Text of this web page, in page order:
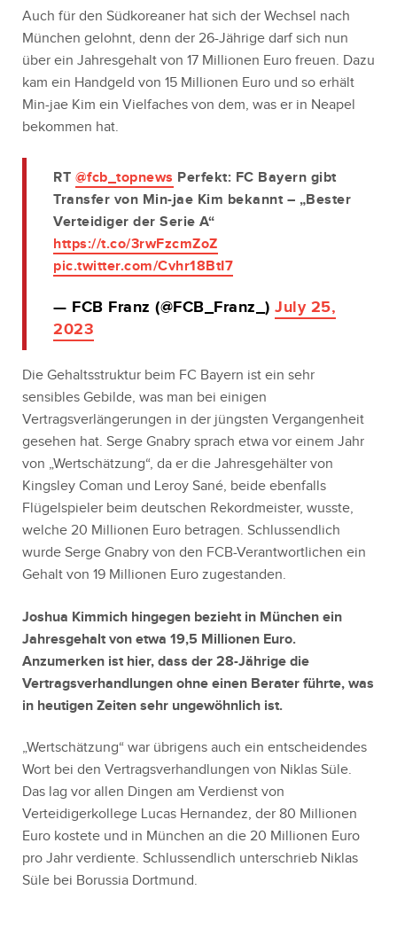
Auch für den Südkoreaner hat sich der Wechsel nach
München gelohnt, denn der 26-Jährige darf sich nun
über ein Jahresgehalt von 17 Millionen Euro freuen. Dazu
kam ein Handgeld von 15 Millionen Euro und so erhält
Min-jae Kim ein Vielfaches von dem, was er in Neapel
bekommen hat.
RT @fcb_topnews Perfekt: FC Bayern gibt
Transfer von Min-jae Kim bekannt – „Bester
Verteidiger der Serie A“
https://t.co/3rwFzcmZoZ
pic.twitter.com/Cvhr18BtI7
— FCB Franz (@FCB_Franz_) July 25,
2023
Die Gehaltsstruktur beim FC Bayern ist ein sehr
sensibles Gebilde, was man bei einigen
Vertragsverlängerungen in der jüngsten Vergangenheit
gesehen hat. Serge Gnabry sprach etwa vor einem Jahr
von „Wertschätzung“, da er die Jahresgehälter von
Kingsley Coman und Leroy Sané, beide ebenfalls
Flügelspieler beim deutschen Rekordmeister, wusste,
welche 20 Millionen Euro betragen. Schlussendlich
wurde Serge Gnabry von den FCB-Verantwortlichen ein
Gehalt von 19 Millionen Euro zugestanden.
Joshua Kimmich hingegen bezieht in München ein
Jahresgehalt von etwa 19,5 Millionen Euro.
Anzumerken ist hier, dass der 28-Jährige die
Vertragsverhandlungen ohne einen Berater führte, was
in heutigen Zeiten sehr ungewöhnlich ist.
„Wertschätzung“ war übrigens auch ein entscheidendes
Wort bei den Vertragsverhandlungen von Niklas Süle.
Das lag vor allen Dingen am Verdienst von
Verteidigerkollege Lucas Hernandez, der 80 Millionen
Euro kostete und in München an die 20 Millionen Euro
pro Jahr verdiente. Schlussendlich unterschrieb Niklas
Süle bei Borussia Dortmund.